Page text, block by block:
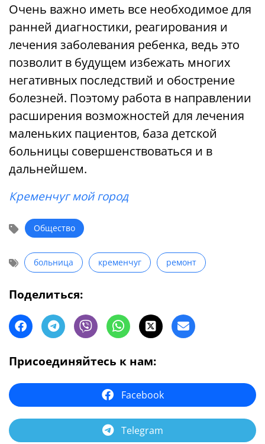
Очень важно иметь все необходимое для
ранней диагностики, реагирования и
лечения заболевания ребенка, ведь это
позволит в будущем избежать многих
негативных последствий и обострение
болезней. Поэтому работа в направлении
расширения возможностей для лечения
маленьких пациентов, база детской
больницы совершенствоваться и в
дальнейшем.
Кременчуг мой город
Общество
больница кременчуг ремонт
Поделиться:
Присоединяйтесь к нам:
Facebook
Telegram